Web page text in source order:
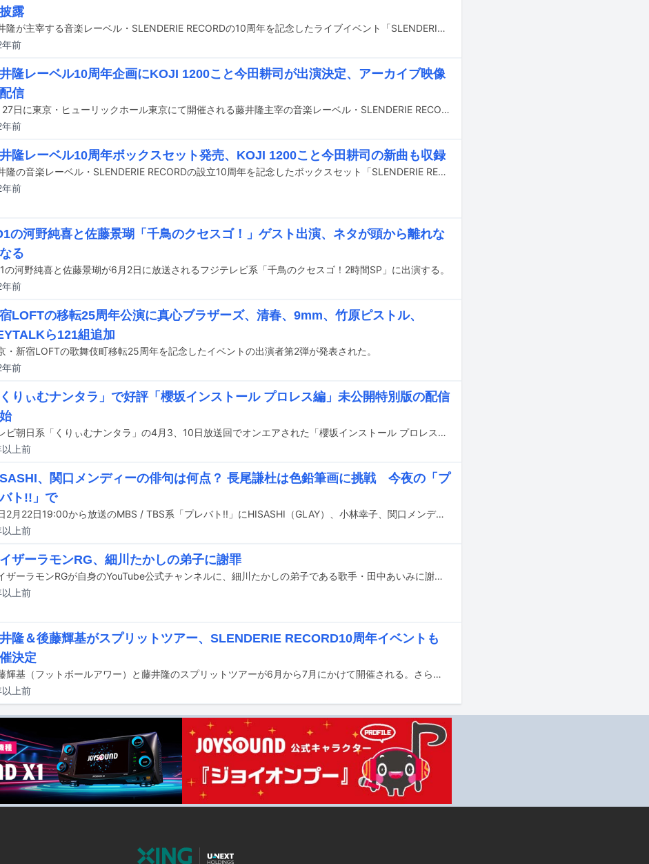
露
藤井隆が主宰する音楽レーベル・SLENDERIE RECORDの10周年を記念したライブイベント「SLENDERIE RECORD 10th ANNIVERSARY MUSIC AWARD 2024」が、7月27日に東京・ヒューリックホール東京で開催された。
年前
隆レーベル10周年企画にKOJI 1200こと今田耕司が出演決定、アーカイブ映像
信
7月27日に東京・ヒューリックホール東京にて開催される藤井隆主宰の音楽レーベル・SLENDERIE RECORDのライブイベント「SLENDERIE RECORD 10th ANNIVERSARY MUSIC AWARD」に、KOJI 1200こと今田耕司が出演する。
年前
隆レーベル10周年ボックスセット発売、KOJI 1200こと今田耕司の新曲も収録
藤井隆の音楽レーベル・SLENDERIE RECORDの設立10周年を記念したボックスセット「SLENDERIE RECORD 10YEARS 10SINGLES」が8月7日にリリースされる。
年前
の河野純喜と佐藤景瑚「千鳥のクセスゴ！」ゲスト出演、ネタが頭から離れな
る
の河野純喜と佐藤景瑚が6月2日に放送されるフジテレビ系「千鳥のクセスゴ！2時間SP」に出演する。
年前
LOFTの移転25周年公演に真心ブラザーズ、清春、9mm、竹原ピストル、
ら121組追加
・新宿LOFTの歌舞伎町移転25周年を記念したイベントの出演者第2弾が発表された。
年前
くりぃむナンタラ」で好評「櫻坂インストール プロレス編」未公開特別版の配信
テレビ朝日系「くりぃむナンタラ」の4月3、10日放送回でオンエアされた「櫻坂インストール プロレス編」の未公開映像の配信がTELASAでスタートした。
上前
、関口メンディーの俳句は何点？ 長尾謙杜は色鉛筆画に挑戦 今夜の「プ
ト!!」で
本日2月22日19:00から放送のMBS / TBS系「プレバト!!」にHISASHI（GLAY）、小林幸子、関口メンディー（EXILE、GENERATIONS）、長尾謙杜（なにわ男子）、田中あいみが出演する。
上前
ザーラモンRG、細川たかしの弟子に謝罪
レイザーラモンRGが自身のYouTube公式チャンネルに、細川たかしの弟子である歌手・田中あいみに謝罪する内容のコラボ動画を公開した。
上前
隆＆後藤輝基がスプリットツアー、SLENDERIE RECORD10周年イベントも
決定
後藤輝基（フットボールアワー）と藤井隆のスプリットツアーが6月から7月にかけて開催される。さらに、藤井が主宰する音楽レーベル・SLENDERIE RECORDの設立10周年を記念したライブイベント「SLENDERIE RECORD 10th ANNIVERSARY MUSIC AWARD 2024」が行われることも決定した。
上前